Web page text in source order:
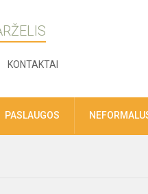
KONTAKTAI
PASLAUGOS